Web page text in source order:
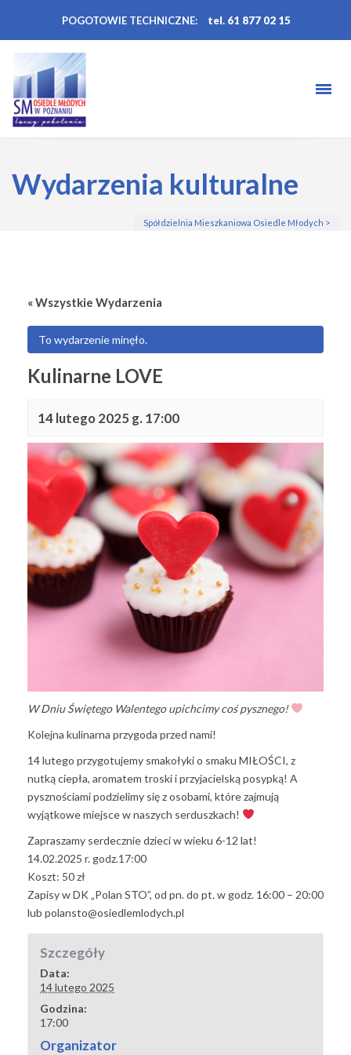
POGOTOWIE TECHNICZNE: tel. 61 877 02 15
Wydarzenia kulturalne
Spółdzielnia Mieszkaniowa Osiedle Młodych >
« Wszystkie Wydarzenia
To wydarzenie minęło.
Kulinarne LOVE
14 lutego 2025 g. 17:00
W Dniu Świętego Walentego upichcimy coś pysznego!
Kolejna kulinarna przygoda przed nami!
14 lutego przygotujemy smakołyki o smaku MIŁOŚCI, z
nutką ciepła, aromatem troski i przyjacielską posypką! A
pysznościami podzielimy się z osobami, które zajmują
wyjątkowe miejsce w naszych serduszkach!
Zapraszamy serdecznie dzieci w wieku 6-12 lat!
14.02.2025 r. godz.17:00
Koszt: 50 zł
Zapisy w DK „Polan STO”, od pn. do pt. w godz. 16:00 – 20:00
lub polansto@osiedlemlodych.pl
Szczegóły
Data:
14 lutego 2025
Godzina:
17:00
Organizator